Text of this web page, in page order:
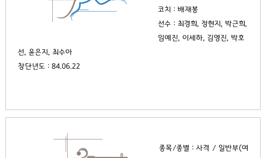
코치 : 배재봉
선수 : 최경희, 정현지, 박근희,
임예진, 이세하, 김영진, 박호
선, 윤은지, 최수아
창단년도 : 84.06.22
종목/종별 : 사격 / 일반부(여